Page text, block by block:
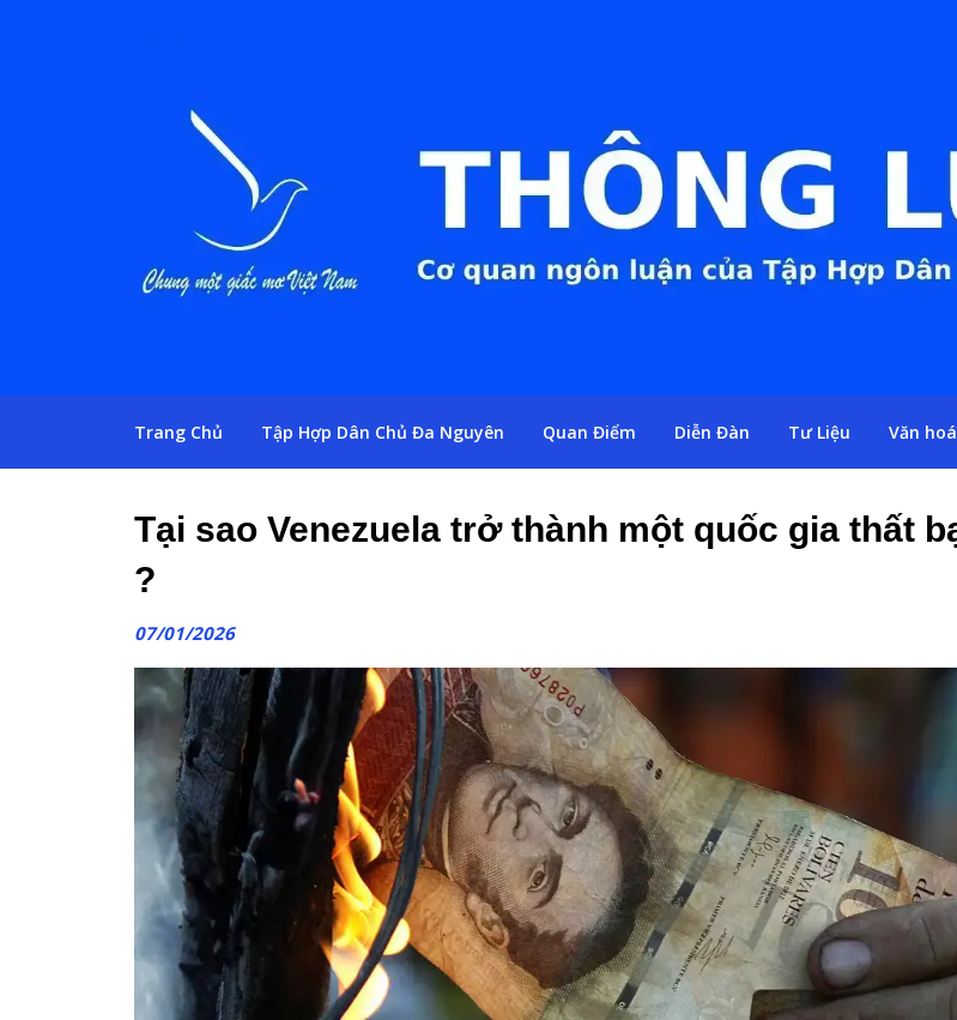
Trang Chủ Tập Hợp Dân Chủ Đa Nguyên Quan Điểm Diễn Đàn Tư Liệu Văn hoá
Tại sao Venezuela trở thành một quốc gia thất
?
07/01/2026